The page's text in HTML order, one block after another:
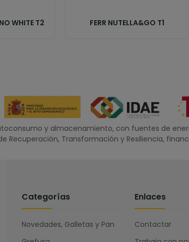
WHITE T2 FERR NUTELLA&GO T1
y almacenamiento, con fuentes de
Recuperación, Transformación y Resiliencia,
Categorías
Novedades, Galletas y Pan
Enlaces
Contactar